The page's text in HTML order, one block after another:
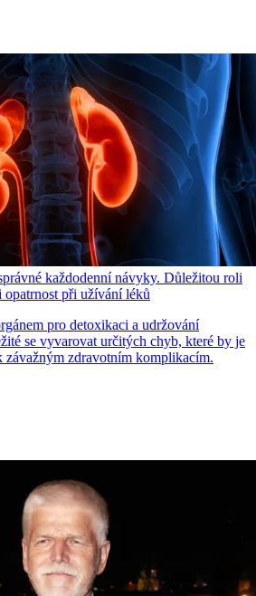
každodenní návyky. Důležitou roli
opatrnost při užívání léků
pro detoxikaci a udržování
se vyvarovat určitých chyb, které by je
závažným zdravotním komplikacím.